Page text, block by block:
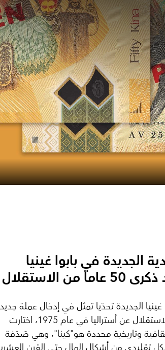
الجديدة في بابوا غينيا
الاستقلال
الجديدة تحدّيا تمثل في إدخال عملة
بالتزامن مع نيلها الاستقلال عن أستراليا في عام 1975، اختارت
وتاريخية محددة هو"كينا"، وهي صَدَفة